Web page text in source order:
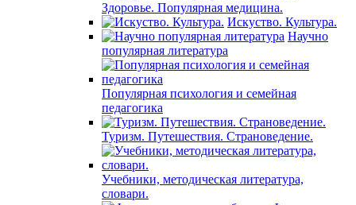
Здоровье. Популярная медицина.
Искуство. Культура.
Научно
популярная литература
Популярная психология и семейная
педагогика
Туризм. Путешествия. Страноведение.
Учебники, методическая литература,
словари.